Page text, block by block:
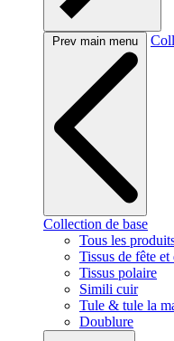
Prev main menu
Collection de base
Tous les
Tissus de fête et
Tissus polaire
Simili cuir
Tule & tule la
Doublure